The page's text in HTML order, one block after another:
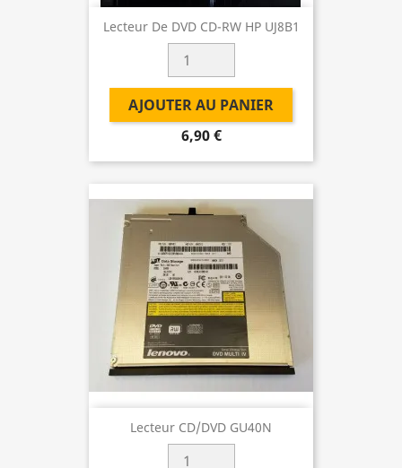
Lecteur De DVD CD-RW HP UJ8B1
AJOUTER AU PANIER
6,90 €
Lecteur CD/DVD GU40N